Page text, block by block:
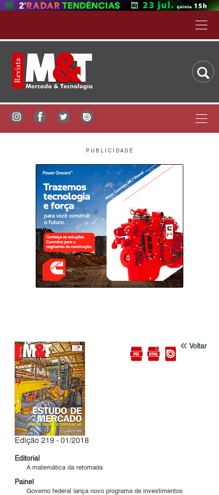
P U B L I C I D A D E
Voltar
Edição 219 - 01/2018
Editorial
A matemática da retomada
Painel
Governo federal lança novo programa de investimentos